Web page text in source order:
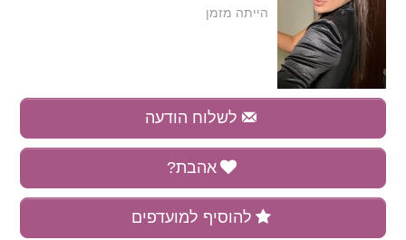
הייתה מזמן
לשלוח הודעה
אהבת?
להוסיף למועדפים